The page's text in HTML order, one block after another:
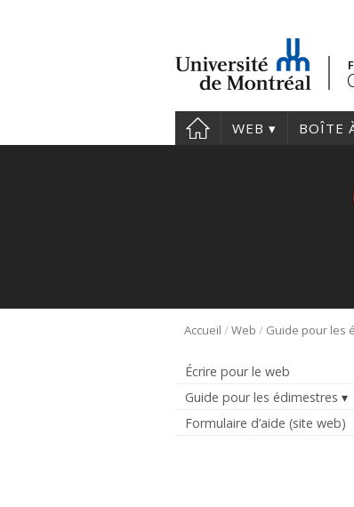
WEB BOÎTE
Accueil /Web / Guide pour les
Écrire pour le web
Guide pour les édimestres
Formulaire d’aide (site web)